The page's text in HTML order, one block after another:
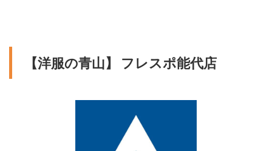
【洋服の青山】 フレスポ能代店